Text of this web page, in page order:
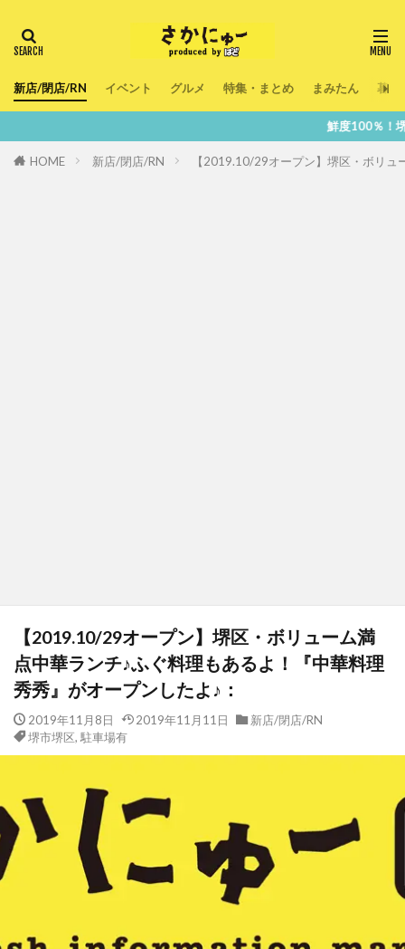
新店/閉店/RN イベント グルメ 特集・まとめ まみたん 暮ら
鮮度100％！堺・南大阪の『
HOME 新店/閉店/RN 【2019.10/29オープン】堺区・ボリ
【2019.10/29オープン】堺区・ボリューム満
点中華ランチ♪ふぐ料理もあるよ！『中華料理
秀秀』がオープンしたよ♪：
2019年11月8日 2019年11月11日
新店/閉店/RN
堺市堺区, 駐車場有